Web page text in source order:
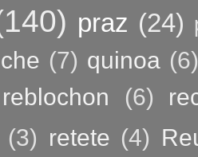
praz (24)
(7) quinoa
reblochon (6)
(3) retete (4)